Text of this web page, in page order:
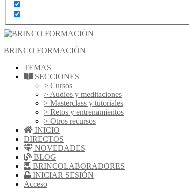
BRINCO FORMACIÓN
TEMAS
SECCIONES
> Cursos
> Audios y meditaciones
> Masterclass y tutoriales
> Retos y entrenamientos
> Otros recursos
INICIO
DIRECTOS
NOVEDADES
BLOG
BRINCOLABORADORES
INICIAR SESIÓN
Acceso